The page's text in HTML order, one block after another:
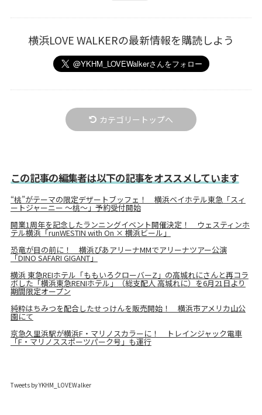
横浜LOVE WALKERの最新情報を購読しよう
カテゴリートップへ
この記事の編集者は以下の記事をオススメしています
“桃”がテーマの限定デザートブッフェ！ 横浜ベイホテル東急「スィ
ートジャーニー ～桃～」予約受付開始
開業1周年を記念したランニングイベント開催決定！ ウェスティンホ
テル横浜「runWESTIN with On × 横浜ビール」
恐竜が目の前に！ 横浜ぴあアリーナMMでアリーナツアー公演
「DINO SAFARI GIGANT」
横浜 東急REIホテル「ももいろクローバーZ」の高城れにさんと再コラ
ボした「横浜東急RENIホテル」（総支配人 高城れに）を6月21日より
期間限定オープン
純粋はちみつを配合したせっけんを販売開始！ 横浜市アメリカ山公
園にて
京急久里浜駅が横浜F・マリノスカラーに！ トレインジャック電車
「F・マリノススポーツパーク号」も運行
Tweets by YKHM_LOVEWalker